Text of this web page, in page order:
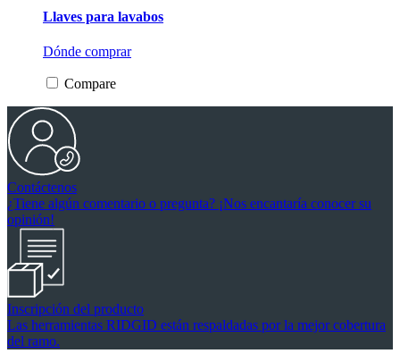
5
Llaves para lavabos
Dónde comprar
Compare
Contáctenos
¿Tiene algún comentario o pregunta? ¡Nos encantaría conocer su
opinión!
Inscripción del producto
Las herramientas RIDGID están respaldadas por la mejor cobertura
del ramo.